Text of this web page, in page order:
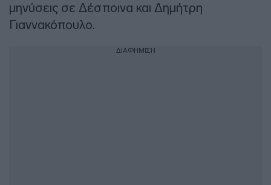
μηνύσεις σε Δέσποινα και Δημήτρη
Γιαννακόπουλο.
ΔΙΑΦΗΜΙΣΗ